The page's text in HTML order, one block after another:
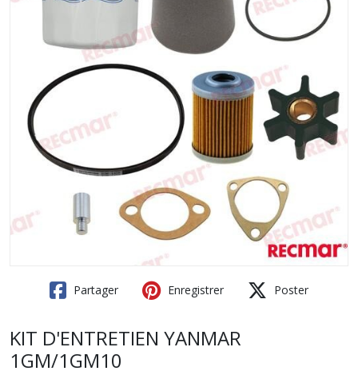
Partager Enregistrer Poster
KIT D'ENTRETIEN YANMAR
1GM/1GM10